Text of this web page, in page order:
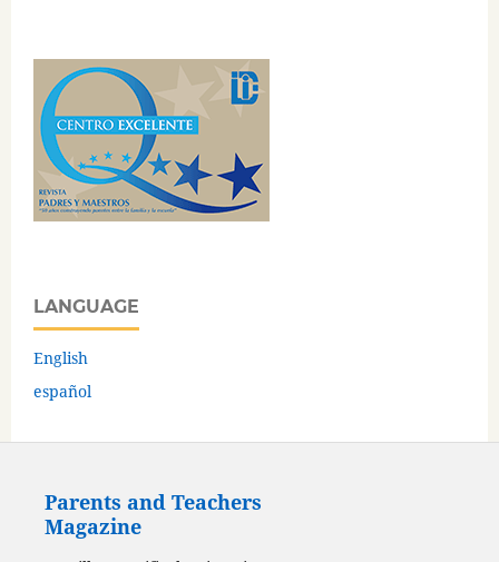
LANGUAGE
English
español
Parents and Teachers
Magazine